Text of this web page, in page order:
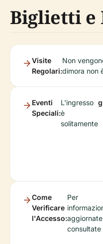
Biglietti e
Visite
Regolari:
Non
dimora non
Eventi
Speciali:
L'ingresso
è
solitamente
Come
Verificare
l'Accesso:
Per
consultate